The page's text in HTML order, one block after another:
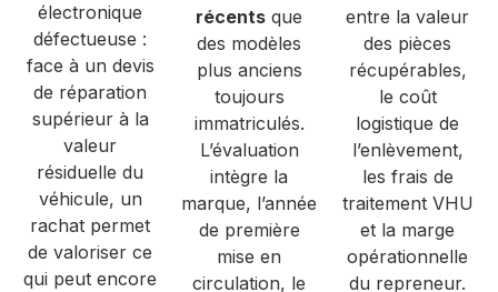
électronique
défectueuse :
face à un devis
de réparation
supérieur à la
valeur
résiduelle du
véhicule, un
rachat permet
de valoriser ce
qui peut encore
récents que
des modèles
plus anciens
toujours
immatriculés.
L’évaluation
intègre la
marque, l’année
de première
mise en
circulation, le
entre la valeur
des pièces
récupérables,
le coût
logistique de
l’enlèvement,
les frais de
traitement VHU
et la marge
opérationnelle
du repreneur.